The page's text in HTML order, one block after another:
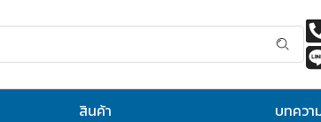
สินค้า บทควา